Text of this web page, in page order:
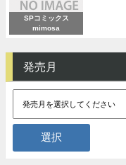
SPコミックス
mimosa
発売月